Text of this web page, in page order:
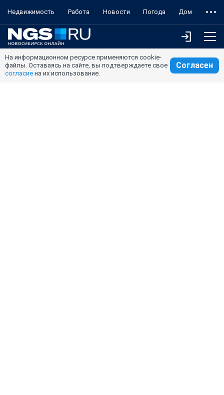
Недвижимость Работа Новости Погода Дом
На информационном ресурсе применяются cookie-
файлы. Оставаясь на сайте, вы подтверждаете свое
согласие на их использование.
Согласен